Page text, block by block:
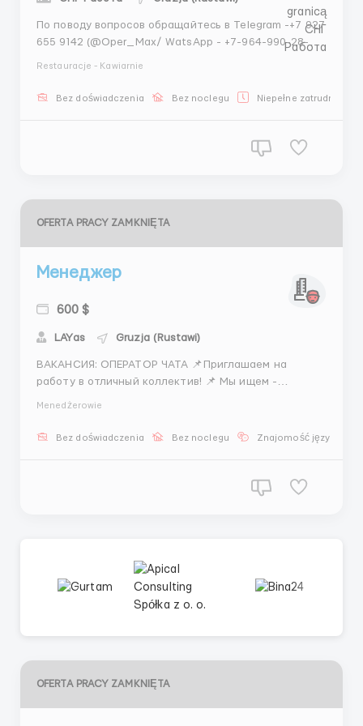
По поводу вопросов обращайтесь в Telegram -+7 927
655 9142 (@Oper_Max/ WatsApp - +7-964-990-28-95
пеших курьеров. Чем предстоит заниматься:
Restauracje - Kawiarnie
Bez doświadczenia Bez noclegu Niepełne zatrudnienie
OFERTA PRACY ZAMKNIĘTA
Менеджер
600 $
LAYas Gruzja (Rustawi)
ВАКАНСИЯ: ОПЕРАТОР ЧАТА 📌Приглашаем на
работу в отличный коллектив! 📌 Мы ищем -
менее 8 часов 😉 ✨️Мы предлагаем ✨️ -удаленную
Menedżerowie
Bez doświadczenia Bez noclegu Znajomość języka
OFERTA PRACY ZAMKNIĘTA